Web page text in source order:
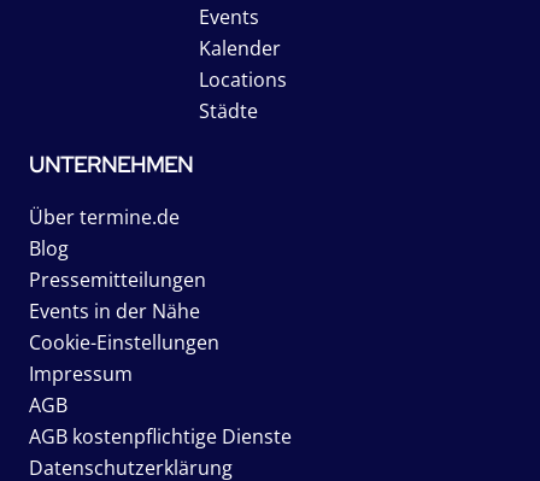
Events
Kalender
Locations
Städte
UNTERNEHMEN
Über termine.de
Blog
Pressemitteilungen
Events in der Nähe
Cookie-Einstellungen
Impressum
AGB
AGB kostenpflichtige Dienste
Datenschutzerklärung